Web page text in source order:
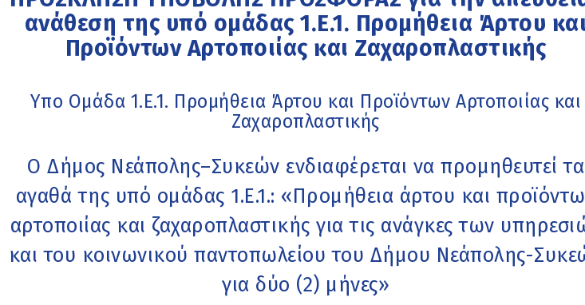
ανάθεση της υπό ομάδας 1.Ε.1. Προμήθεια Άρτου και
Προϊόντων Αρτοποιίας και Ζαχαροπλαστικής
Υπο Ομάδα 1.Ε.1. Προμήθεια Άρτου και Προϊόντων Αρτοποιίας και
Ζαχαροπλαστικής
Ο Δήμος Νεάπολης–Συκεών ενδιαφέρεται να προμηθευτεί τα
αγαθά της υπό ομάδας 1.Ε.1.: «Προμήθεια άρτου και
αρτοποιίας και ζαχαροπλαστικής για τις ανάγκες των
και του κοινωνικού παντοπωλείου του Δήμου Νεάπολης-
για δύο (2) μήνες»